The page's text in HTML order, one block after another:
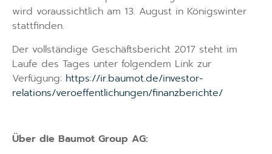
wird voraussichtlich am 13. August in Königswinter
stattfinden.
Der vollständige Geschäftsbericht 2017 steht im
Laufe des Tages unter folgendem Link zur
Verfügung: https://ir.baumot.de/investor-
relations/veroeffentlichungen/finanzberichte/
Über die Baumot Group AG: